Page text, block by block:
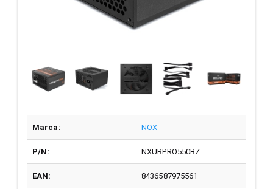
Marca: NOX
P/N: NXURPRO550BZ
EAN: 8436587975561